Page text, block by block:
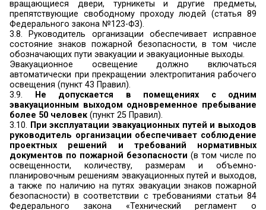
проводить организации, имеющие обученный
аттестованное испытательное
измерительный инструмент с результатами его
2.5. Результаты испытаний конструкций
ограждений кровли, установленных на зданиях,
удовлетворительными, если они
требованиям ГОСТ Р 53254-2009 (пункт 24
3. Состояние эвакуационных путей и
3.1.Каждое здание должно иметь
планировочное решение и конструктивное
эвакуационных путей, обеспечивающие
эвакуацию людей при пожаре . При
безопасной эвакуации людей должна быть
защита посредством применения систем
защиты.